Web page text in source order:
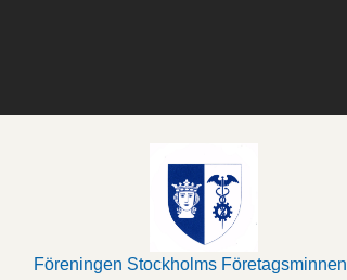
Föreningen Stockholms Företagsminnen